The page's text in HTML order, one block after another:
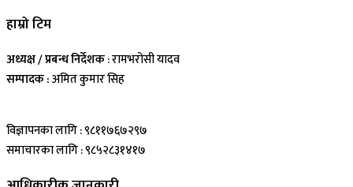
हाम्रो टिम
अध्यक्ष / प्रबन्ध निर्देशक: रामभरोसी यादव
सम्पादक :अमित कुमार सिह
विज्ञापनका लागि : ९८११७६७२९७
समाचारका लागि : ९८५२८३१४१७